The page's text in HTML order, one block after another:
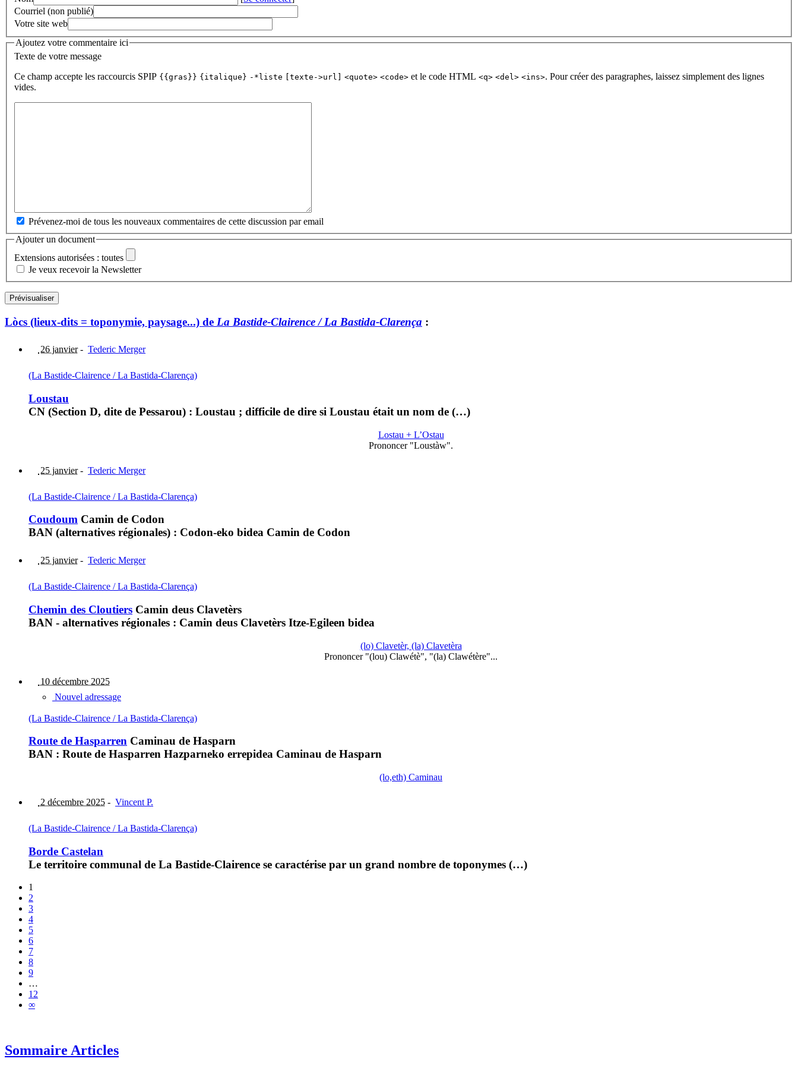
Courriel (non publié)
Votre site web
Ajoutez votre commentaire ici
Texte de votre message
Ce champ accepte les raccourcis SPIP {{gras}} {italique} -*liste [texte->url] <quote> <code> et le code HTML <q> <del> <ins>. Pour créer des paragraphes, laissez simplement des lignes
vides.
Prévenez-moi de tous les nouveaux commentaires de cette discussion par email
Ajouter un document
Extensions autorisées : toutes
Je veux recevoir la Newsletter
Lòcs (lieux-dits = toponymie, paysage...) de La Bastide-Clairence / La Bastida-Clarença :
26 janvier- Tederic Merger
(La Bastide-Clairence / La Bastida-Clarença)
Loustau
CN (Section D, dite de Pessarou) : Loustau ; difficile de dire si Loustau était un nom de (…)
Lostau + L’Ostau
Prononcer "Loustàw".
25 janvier- Tederic Merger
(La Bastide-Clairence / La Bastida-Clarença)
Coudoum Camin de Codon
BAN (alternatives régionales) : Codon-eko bidea Camin de Codon
25 janvier- Tederic Merger
(La Bastide-Clairence / La Bastida-Clarença)
Chemin des Cloutiers Camin deus Clavetèrs
BAN - alternatives régionales : Camin deus Clavetèrs Itze-Egileen bidea
(lo) Clavetèr, (la) Clavetèra
Prononcer "(lou) Clawétè", "(la) Clawétère"...
10 décembre 2025
Nouvel adressage
(La Bastide-Clairence / La Bastida-Clarença)
Route de Hasparren Caminau de Hasparn
BAN : Route de Hasparren Hazparneko errepidea Caminau de Hasparn
(lo,eth) Caminau
2 décembre 2025 - Vincent P.
(La Bastide-Clairence / La Bastida-Clarença)
Borde Castelan
Le territoire communal de La Bastide-Clairence se caractérise par un grand nombre de toponymes (…)
1
2
3
4
5
6
7
8
9
…
12
∞
Sommaire Articles